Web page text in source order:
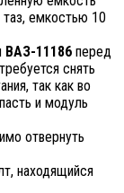
емкостью 10
ВАЗ-11186 перед
снять
так как во
и модуль
отвернуть
находящийся